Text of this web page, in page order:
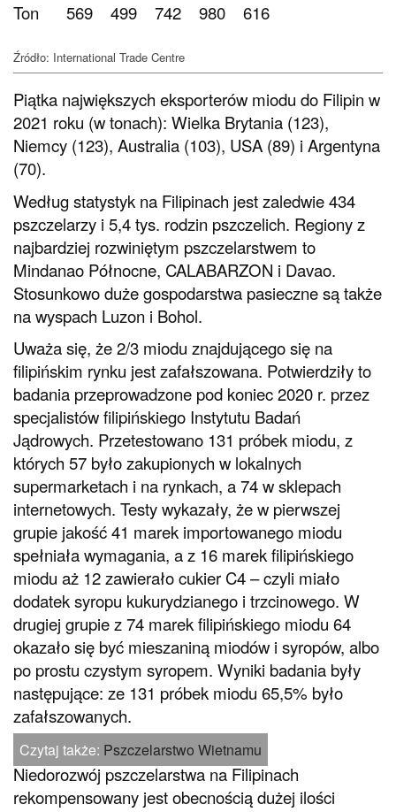
Ton
569 499 742 980 616
Źródło: International Trade Centre
Piątka największych eksporterów miodu do Filipin w
2021 roku (w tonach): Wielka Brytania (123),
Niemcy (123), Australia (103), USA (89) i Argentyna
(70).
Według statystyk na Filipinach jest zaledwie 434
pszczelarzy i 5,4 tys. rodzin pszczelich. Regiony z
najbardziej rozwiniętym pszczelarstwem to
Mindanao Północne, CALABARZON i Davao.
Stosunkowo duże gospodarstwa pasieczne są także
na wyspach Luzon i Bohol.
Uważa się, że 2/3 miodu znajdującego się na
filipińskim rynku jest zafałszowana. Potwierdziły to
badania przeprowadzone pod koniec 2020 r. przez
specjalistów filipińskiego Instytutu Badań
Jądrowych. Przetestowano 131 próbek miodu, z
których 57 było zakupionych w lokalnych
supermarketach i na rynkach, a 74 w sklepach
internetowych. Testy wykazały, że w pierwszej
grupie jakość 41 marek importowanego miodu
spełniała wymagania, a z 16 marek filipińskiego
miodu aż 12 zawierało cukier C4 – czyli miało
dodatek syropu kukurydzianego i trzcinowego. W
drugiej grupie z 74 marek filipińskiego miodu 64
okazało się być mieszaniną miodów i syropów, albo
po prostu czystym syropem. Wyniki badania były
następujące: ze 131 próbek miodu 65,5% było
zafałszowanych.
Czytaj także: Pszczelarstwo Wietnamu
Niedorozwój pszczelarstwa na Filipinach
rekompensowany jest obecnością dużej ilości